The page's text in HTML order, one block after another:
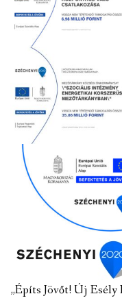
„Építs Jövőt! Új Esély